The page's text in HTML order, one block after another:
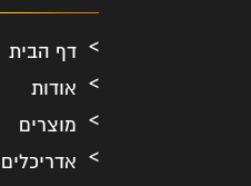
דף הבית
אודות
מוצרים